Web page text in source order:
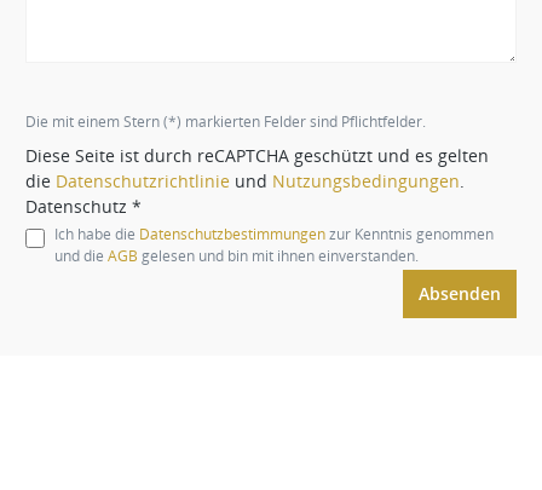
Die mit einem Stern (*) markierten Felder sind Pflichtfelder.
Diese Seite ist durch reCAPTCHA geschützt und es gelten
die Datenschutzrichtlinie und Nutzungsbedingungen
Datenschutz *
Ich habe die Datenschutzbestimmungenzur Kenntnis genommen
und die AGB gelesen und bin mit ihnen einverstanden.
Absenden